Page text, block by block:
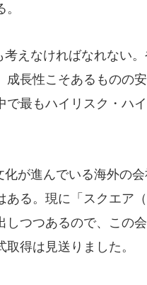
えなければなれない。
長性こそあるものの
最もハイリスク・ハ
が進んでいる海外の会
る。現に「スクエア
つつあるので、この
得は見送りました。